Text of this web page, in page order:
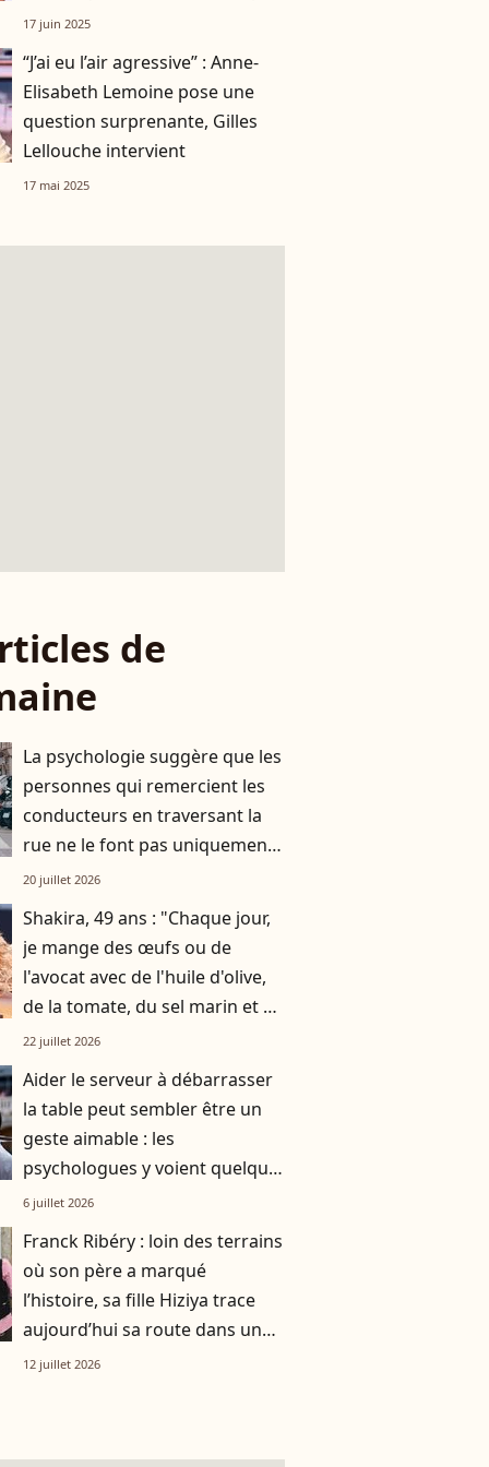
trop dit...
17 juin 2025
“J’ai eu l’air agressive” : Anne-
Elisabeth Lemoine pose une
question surprenante, Gilles
Lellouche intervient
17 mai 2025
de
La psychologie suggère que les
personnes qui remercient les
conducteurs en traversant la
rue ne le font pas uniquement
par gratitude
20 juillet 2026
Shakira, 49 ans : "Chaque jour,
je mange des œufs ou de
l'avocat avec de l'huile d'olive,
de la tomate, du sel marin et un
smoothie"
22 juillet 2026
Aider le serveur à débarrasser
la table peut sembler être un
geste aimable : les
psychologues y voient quelque
chose de bien plus profond.
6 juillet 2026
Franck Ribéry : loin des terrains
où son père a marqué
l’histoire, sa fille Hiziya trace
aujourd’hui sa route dans un
tout autre univers
12 juillet 2026